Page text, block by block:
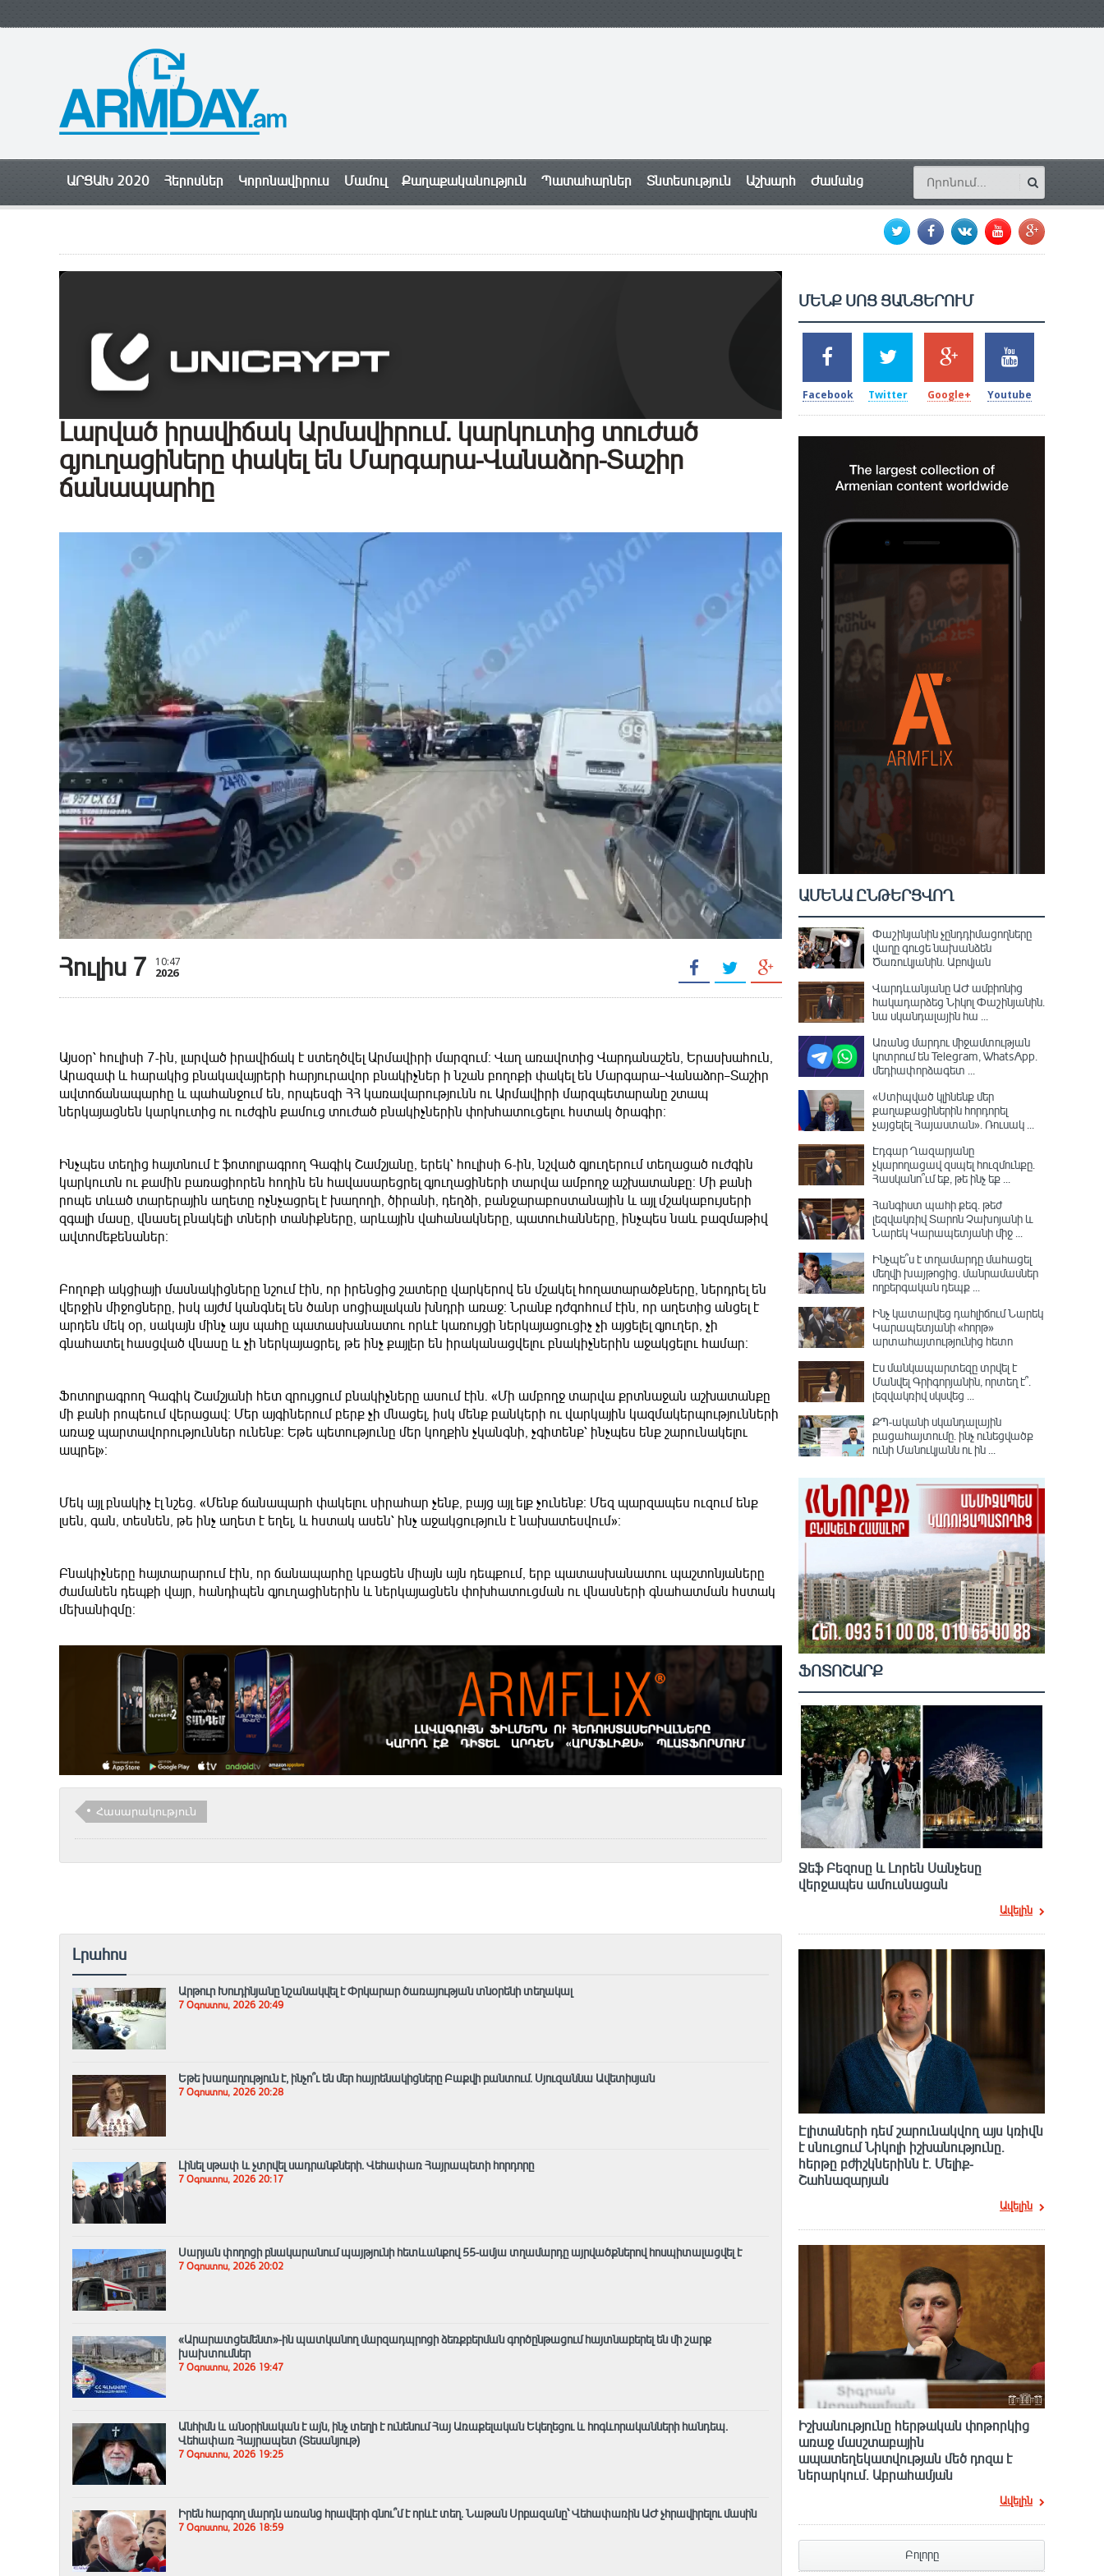
ԱՐՑԱԽ 2020 Հերոսներ Կորոնավիրուս Մամուլ Քաղաքականություն Պատահարներ Տնտեսություն Աշխարհ Ժամանց
Լարված իրավիճակ Արմավիրում. կարկուտից տուժած
գյուղացիները փակել են Մարգարա-Վանաձոր-Տաշիր
ճանապարհը
Հուլիս 7 10:47
2026
Այսօր՝ հուլիսի 7-ին, լարված իրավիճակ է ստեղծվել Արմավիրի մարզում։ Վաղ առավոտից Վարդանաշեն, Երասխահուն,
Արազափ և հարակից բնակավայրերի հարյուրավոր բնակիչներ ի նշան բողոքի փակել են Մարգարա–Վանաձոր–Տաշիր
ավտոճանապարհը և պահանջում են, որպեսզի ՀՀ կառավարությունն ու Արմավիրի մարզպետարանը շտապ
ներկայացնեն կարկուտից ու ուժգին քամուց տուժած բնակիչներին փոխհատուցելու հստակ ծրագիր։
Ինչպես տեղից հայտնում է ֆոտոլրագրող Գագիկ Շամշյանը, երեկ՝ հուլիսի 6-ին, նշված գյուղերում տեղացած ուժգին
կարկուտն ու քամին բառացիորեն հողին են հավասարեցրել գյուղացիների տարվա ամբողջ աշխատանքը։ Մի քանի
րոպե տևած տարերային աղետը ոչնչացրել է խաղողի, ծիրանի, դեղձի, բանջարաբոստանային և այլ մշակաբույսերի
զգալի մասը, վնասել բնակելի տների տանիքները, արևային վահանակները, պատուհանները, ինչպես նաև բազմաթիվ
ավտոմեքենաներ։
Բողոքի ակցիայի մասնակիցները նշում էին, որ իրենցից շատերը վարկերով են մշակել հողատարածքները, ներդրել են
վերջին միջոցները, իսկ այժմ կանգնել են ծանր սոցիալական խնդրի առաջ։ Նրանք դժգոհում էին, որ աղետից անցել է
արդեն մեկ օր, սակայն մինչ այս պահը պատասխանատու որևէ կառույցի ներկայացուցիչ չի այցելել գյուղեր, չի
գնահատել հասցված վնասը և չի ներկայացրել, թե ինչ քայլեր են իրականացվելու բնակիչներին աջակցելու համար։
Ֆոտոլրագրող Գագիկ Շամշյանի հետ զրույցում բնակիչները ասում էին․ «Մի ամբողջ տարվա քրտնաջան աշխատանքը
մի քանի րոպեում վերացավ։ Մեր այգիներում բերք չի մնացել, իսկ մենք բանկերի ու վարկային կազմակերպությունների
առաջ պարտավորություններ ունենք։ Եթե պետությունը մեր կողքին չկանգնի, չգիտենք՝ ինչպես ենք շարունակելու
ապրել»։
Մեկ այլ բնակիչ էլ նշեց. «Մենք ճանապարհ փակելու սիրահար չենք, բայց այլ ելք չունենք։ Մեզ պարզապես ուզում ենք
լսեն, գան, տեսնեն, թե ինչ աղետ է եղել, և հստակ ասեն՝ ինչ աջակցություն է նախատեսվում»։
Բնակիչները հայտարարում էին, որ ճանապարհը կբացեն միայն այն դեպքում, երբ պատասխանատու պաշտոնյաները
ժամանեն դեպքի վայր, հանդիպեն գյուղացիներին և ներկայացնեն փոխհատուցման ու վնասների գնահատման հստակ
մեխանիզմը։
Հասարակություն
Լրահոս
Արթուր Խուդինյանը նշանակվել է Փրկարար ծառայության տնօրենի տեղակալ
7 Օգոստոս, 2026 20:49
Եթե խաղաղություն է, ինչո՞ւ են մեր հայրենակիցները Բաքվի բանտում. Սյուզաննա Ավետիսյան
7 Օգոստոս, 2026 20:28
Լինել սթափ և չտրվել սադրանքների․ Վեհափառ Հայրապետի հորդորը
7 Օգոստոս, 2026 20:17
Սարյան փողոցի բնակարանում պայթյունի հետևանքով 55-ամյա տղամարդը այրվածքներով հոսպիտալացվել է
7 Օգոստոս, 2026 20:02
«Արարատցեմենտ»-ին պատկանող մարզադպրոցի ձեռքբերման գործընթացում հայտնաբերել են մի շարք
խախտումներ
7 Օգոստոս, 2026 19:47
Անհիմն և անօրինական է այն, ինչ տեղի է ունենում Հայ Առաքելական Եկեղեցու և հոգևորականների հանդեպ.
Վեհափառ Հայրապետ (Տեսանյութ)
7 Օգոստոս, 2026 19:25
Իրեն հարգող մարդն առանց հրավերի գնու՞մ է որևէ տեղ. Նաթան Սրբազանը՝ Վեհափառին ԱԺ չհրավիրելու մասին
7 Օգոստոս, 2026 18:59
ՄԵՆՔ ՍՈՑ ՑԱՆՑԵՐՈՒՄ
2k
SHARES
Facebook
1.5k
TWEETS
Twitter
203
SHARES
Google+
620
SHARES
Youtube
ԱՄԵՆԱ ԸՆԹԵՐՑՎՈՂ
Փաշինյանին չընդդիմացողները
վաղը գուցե նախանձեն
Ծառուկյանին. Աբովյան
Վարդևանյանը ԱԺ ամբիոնից
հակադարձեց Նիկոլ Փաշինյանին․
նա սկանդալային հա ...
Առանց մարդու միջամտության
կոտրում են Telegram, WhatsApp․
մեդիափորձագետ ...
«Ստիպված կլինենք մեր
քաղաքացիներին հորդորել
չայցելել Հայաստան»․ Ռուսակ ...
Էդգար Ղազարյանը
չկարողացավ զսպել հուզմունքը.
Հասկանո՞ւմ եք, թե ինչ եք ...
Հանգիստ պահի քեզ. թեժ
լեզվակռիվ Տարոն Չախոյանի և
Նարեկ Կարապետյանի միջ ...
Ինչպե՞ս է տղամարդը մահացել
մեղվի խայթոցից. մանրամասներ
ողբերգական դեպք ...
Ինչ կատարվեց դահլիճում Նարեկ
Կարապետյանի «հորթ»
արտահայտությունից հետո
Էս մանկապարտեզը տրվել է
Մանվել Գրիգորյանին, որտեղ է՞․
լեզվակռիվ սկսվեց ...
ՔՊ-ականի սկանդալային
բացահայտումը․ ինչ ունեցվածք
ունի Մանուկյանն ու ին ...
ՖՈՏՈՇԱՐՔ
Ջեֆ Բեզոսը և Լորեն Սանչեսը
վերջապես ամուսնացան
Ավելին
Էլիտաների դեմ շարունակվող այս կռիվն
է սնուցում Նիկոլի իշխանությունը.
հերթը բժիշկներինն է. Մելիք-
Շահնազարյան
Ավելին
Իշխանությունը հերթական փոթորկից
առաջ մասշտաբային
ապատեղեկատվության մեծ դnզա է
ներարկում․ Աբրահամյան
Ավելին
Բոլորը